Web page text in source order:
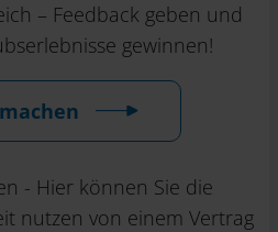
– Feedback geben und
gewinnen!
- Hier können Sie die
nutzen von einem Vertrag